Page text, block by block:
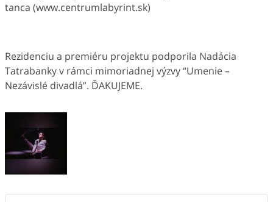
tanca (www.centrumlabyrint.sk)
Rezidenciu a premiéru projektu podporila Nadácia
Tatrabanky v rámci mimoriadnej výzvy “Umenie –
Nezávislé divadlá”. ĎAKUJEME.